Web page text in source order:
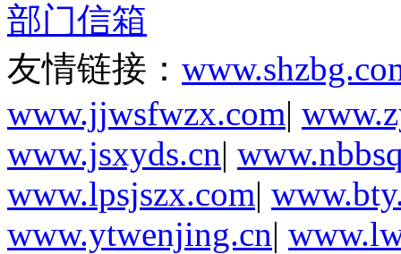
部门信箱
友情链接：
www.jjwsfwzx.com|
www.jsxyds.cn|
www.lpsjszx.com|
www.ytwenjing.cn|